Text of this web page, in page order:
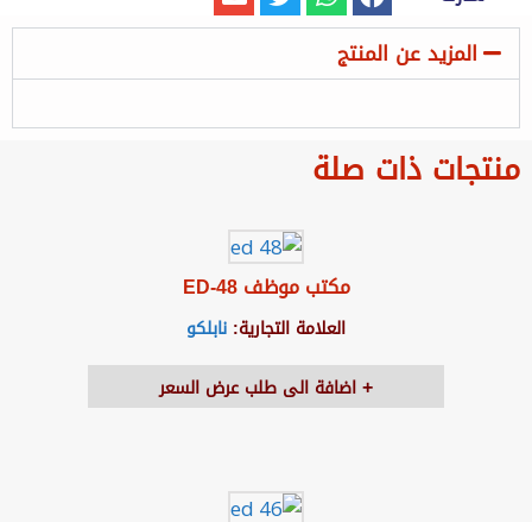
المزيد عن المنتج
منتجات ذات صلة
مكتب موظف ED-48
العلامة التجارية: نابلكو
اضافة الى طلب عرض السعر